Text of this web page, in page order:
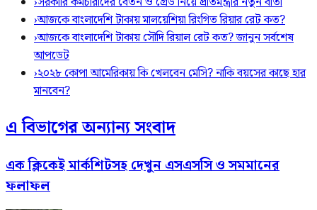
›আজকে বাংলাদেশি টাকায় মালয়েশিয়া রিংগিত রিয়ার রেট কত?
›আজকে বাংলাদেশি টাকায় সৌদি রিয়াল রেট কত? জানুন সর্বশেষ
আপডেট
›২০২৮ কোপা আমেরিকায় কি খেলবেন মেসি? নাকি বয়সের কাছে হার
মানবেন?
এ বিভাগের অন্যান্য সংবাদ
এক ক্লিকেই মার্কশিটসহ দেখুন এসএসসি ও সমমানের
ফলাফল